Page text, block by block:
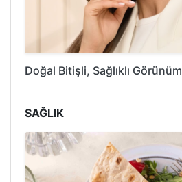
Doğal Bitişli, Sağlıklı Görünüm
SAĞLIK